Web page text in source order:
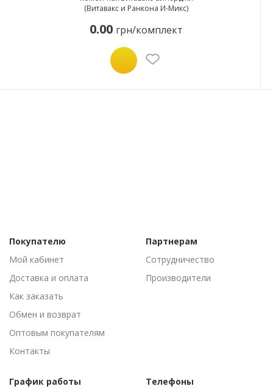
(Витавакс и Ранкона И-Микс)
0.00 грн/комплект
Покупателю
Мой кабинет
Доставка и оплата
Как заказать
Обмен и возврат
Оптовым покупателям
Контакты
Партнерам
Сотрудничество
Производители
График работы Телефоны